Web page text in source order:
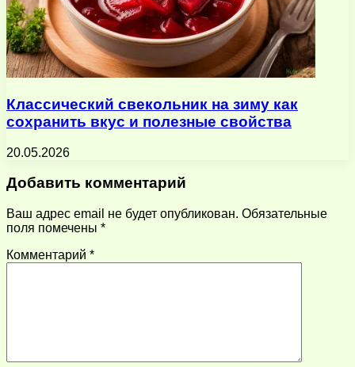
Классический свекольник на зиму как
сохранить вкус и полезные свойства
20.05.2026
Добавить комментарий
Ваш адрес email не будет опубликован. Обязательные
поля помечены *
Комментарий *